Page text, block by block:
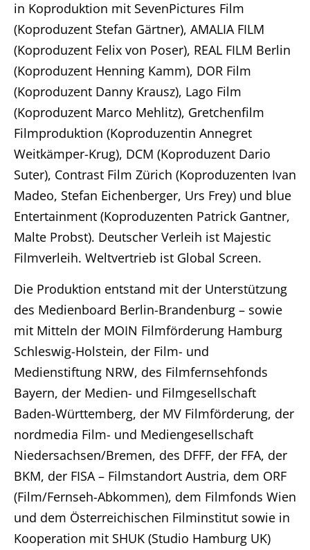
in Koproduktion mit SevenPictures Film
(Koproduzent Stefan Gärtner), AMALIA FILM
(Koproduzent Felix von Poser), REAL FILM Berlin
(Koproduzent Henning Kamm), DOR Film
(Koproduzent Danny Krausz), Lago Film
(Koproduzent Marco Mehlitz), Gretchenfilm
Filmproduktion (Koproduzentin Annegret
Weitkämper-Krug), DCM (Koproduzent Dario
Suter), Contrast Film Zürich (Koproduzenten Ivan
Madeo, Stefan Eichenberger, Urs Frey) und blue
Entertainment (Koproduzenten Patrick Gantner,
Malte Probst). Deutscher Verleih ist Majestic
Filmverleih. Weltvertrieb ist Global Screen.
Die Produktion entstand mit der Unterstützung
des Medienboard Berlin-Brandenburg – sowie
mit Mitteln der MOIN Filmförderung Hamburg
Schleswig-Holstein, der Film- und
Medienstiftung NRW, des Filmfernsehfonds
Bayern, der Medien- und Filmgesellschaft
Baden-Württemberg, der MV Filmförderung, der
nordmedia Film- und Mediengesellschaft
Niedersachsen/Bremen, des DFFF, der FFA, der
BKM, der FISA – Filmstandort Austria, dem ORF
(Film/Fernseh-Abkommen), dem Filmfonds Wien
und dem Österreichischen Filminstitut sowie in
Kooperation mit SHUK (Studio Hamburg UK)
Produktionen
Presse
Karriere
Kontakt
DE
Impressum